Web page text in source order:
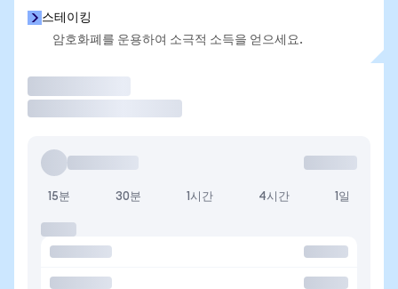
스테이킹
암호화폐를 운용하여 소극적 소득을 얻으세요.
15분 30분 1시간 4시간 1일